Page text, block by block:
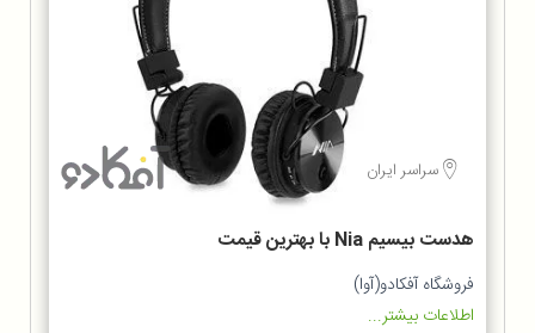
سراسر ایران
هدست بیسیم Nia با بهترین قیمت
فروشگاه آفکادو(آوا)
اطلاعات بیشتر...